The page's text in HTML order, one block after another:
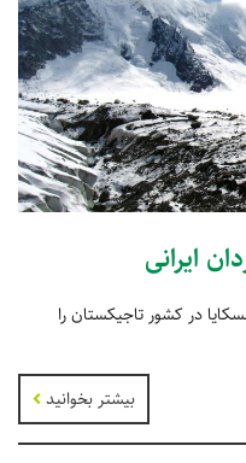
ایرانی
در کشور تاجیکستان را
بیشتر بخوانید